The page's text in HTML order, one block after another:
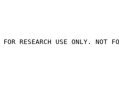
RESEARCH USE ONLY. NOT